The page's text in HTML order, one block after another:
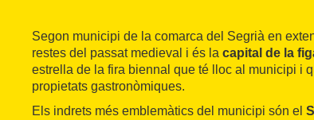
Segon municipi de la comarca del Segrià en
restes del passat medieval i és la capital de la
estrella de la fira biennal que té lloc al municipi i
propietats gastronòmiques.
Els indrets més emblemàtics del municipi són el